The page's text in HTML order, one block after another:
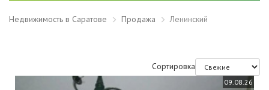
Недвижимость в Саратове Продажа Ленинский
Сортировка
09.08.26